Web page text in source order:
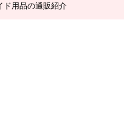
ド用品の通販紹介